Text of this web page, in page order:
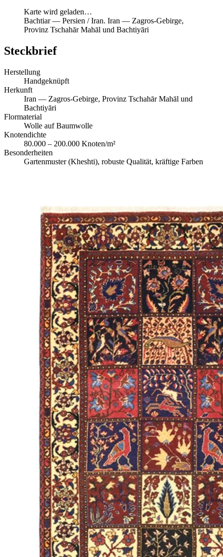
Karte wird geladen…
Bachtiar— Persien / Iran. Iran — Zagros-Gebirge,
Provinz Tschahār Mahāl und Bachtiyāri
Steckbrief
Herstellung
Handgeknüpft
Herkunft
Iran — Zagros-Gebirge, Provinz Tschahār Mahāl und
Bachtiyāri
Flormaterial
Wolle auf Baumwolle
Knotendichte
80.000 – 200.000 Knoten/m²
Besonderheiten
Gartenmuster (Kheshti), robuste Qualität, kräftige Farben